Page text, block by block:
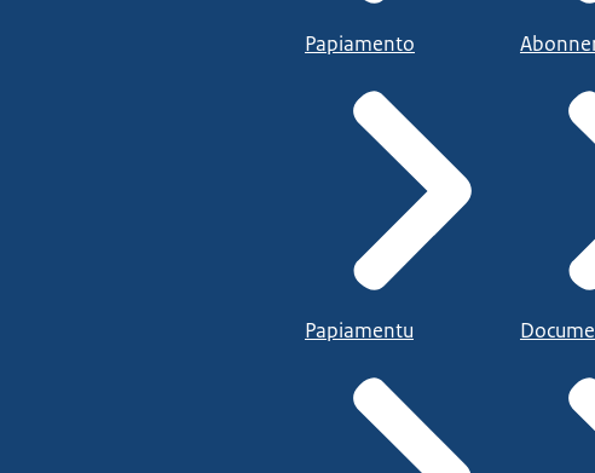
Papiamento
Papiamentu